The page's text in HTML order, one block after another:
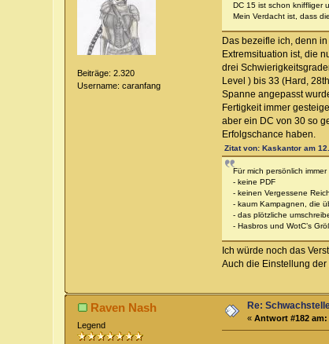
Beiträge: 2.320
Username: caranfang
DC 15 ist schon kniffliger
Mein Verdacht ist, dass
Das bezeifle ich, denn
Extremsituation ist, die
drei
Level ) bis 33 (Hard,
Spanne angepasst
Fertigkeit immer
aber ein DC von 30 so
Erfolgschance haben.
Zitat von: Kaskantor am
Für mich persönlich immer
- keine PDF
- keinen Vergessene
- kaum Kampagnen, die
- das plötzliche
- Hasbros und WotC’s
Ich würde noch das
Auch die Einstellung
Raven Nash
Legend
Re:
«Antwort #182 am: